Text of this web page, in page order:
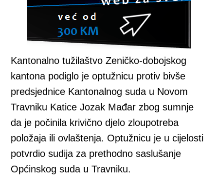
Kantonalno tužilaštvo Zeničko-dobojskog
kantona podiglo je optužnicu protiv bivše
predsjednice Kantonalnog suda u Novom
Travniku Katice Jozak Mađar zbog sumnje
da je počinila krivično djelo zloupotreba
položaja ili ovlaštenja. Optužnicu je u cijelosti
potvrdio sudija za prethodno saslušanje
Općinskog suda u Travniku.